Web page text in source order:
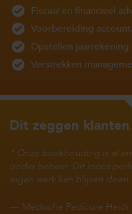
Fiscaal en financieel
Voorbereiding
Opstellen jaarrekening
Verstrekken
Dit zeggen klanten
Onze boekhouding is al
onder beheer. Dit loopt
eigen werk kan blijven doen.
— Medische Pedicure Heidi